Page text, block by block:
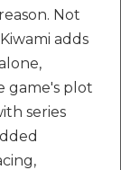
Not
adds
game's plot
series